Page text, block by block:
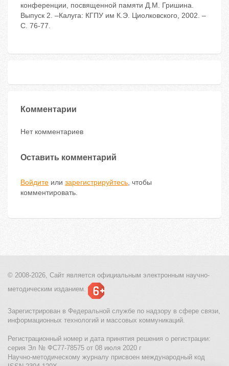
конференции, посвященной памяти Д.М. Гришина.
Выпуск 2. –Калуга: КГПУ им К.Э. Циолковского, 2002. –
С. 76-77.
Комментарии
Нет комментариев
Оставить комментарий
Войдите или зарегистрируйтесь, чтобы
комментировать.
© 2008-2026, Сайт является официальным электронным научно-
методическим изданием.
Зарегистрирован в Федеральной службе по надзору в сфере связи,
информационных технологий и массовых коммуникаций.
Регистрационный номер и дата принятия решения о регистрации:
серия Эл № ФС77-78575 от 08 июля 2020 г
Научно-методическому журналу присвоен международный код